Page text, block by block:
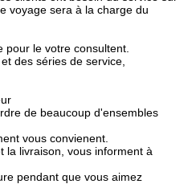
voyage sera à la charge du
pour le votre consultent.
des séries de service,
de beaucoup d'ensembles
vous convienent.
la livraison, vous informent à
pendant que vous aimez